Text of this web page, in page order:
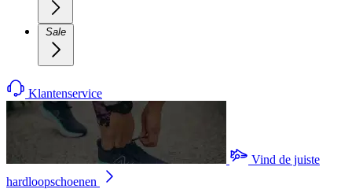
Sale
Klantenservice
Vind de juiste
hardloopschoenen